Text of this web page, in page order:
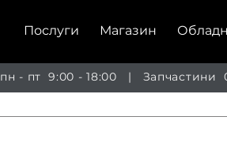
Послуги Магазин
пн - пт 9:00 - 18:00 | Запчастини